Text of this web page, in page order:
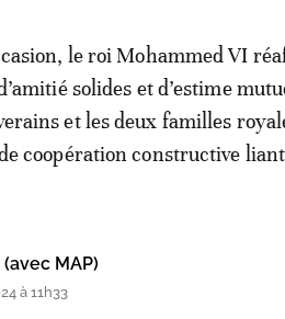
le roi Mohammed VI
solides et d’estime
et les deux familles
coopération constructive
MAP)
à 11h33